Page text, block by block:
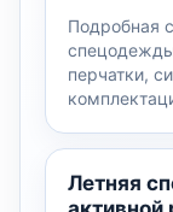
Подробная
перчатки,
Летняя